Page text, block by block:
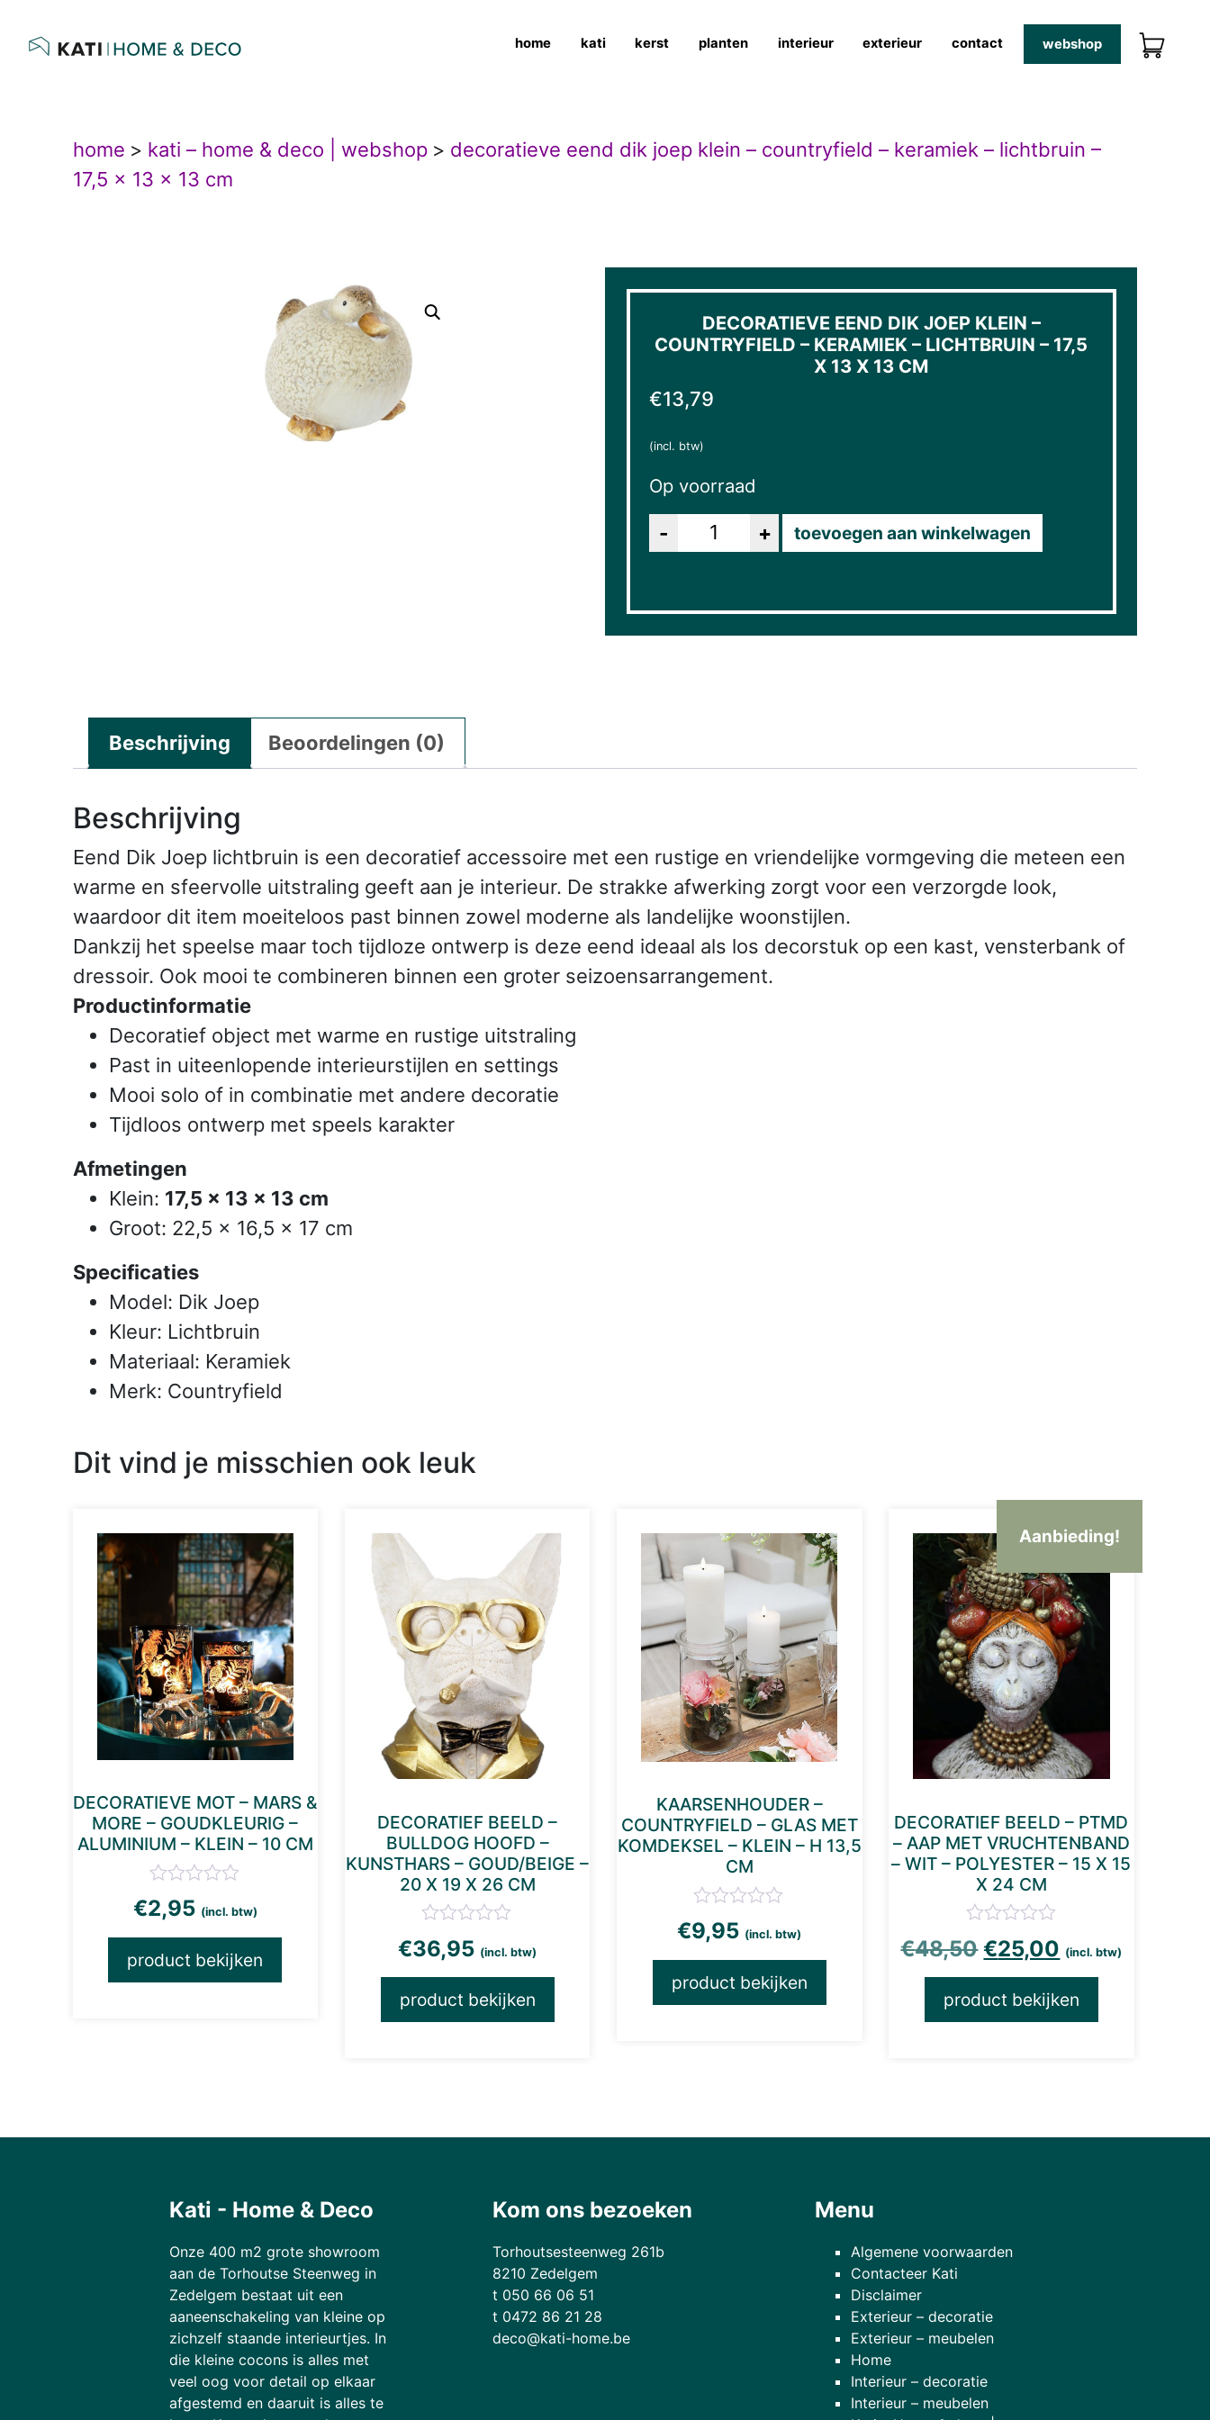
home kati kerst planten interieur exterieur contact webshop
home > kati – home & deco | webshop > decoratieve eend dik joep klein – countryfield – keramiek – lichtbruin –
17,5 x 13 x 13 cm
DECORATIEVE EEND DIK JOEP KLEIN –
COUNTRYFIELD – KERAMIEK – LICHTBRUIN – 17,5
X 13 X 13 CM
€13,79
(incl. btw)
Op voorraad
Aantal toevoegen aan winkelwagen
Beschrijving Beoordelingen (0)
Beschrijving
Eend Dik Joep lichtbruin is een decoratief accessoire met een rustige en vriendelijke vormgeving die meteen een
warme en sfeervolle uitstraling geeft aan je interieur. De strakke afwerking zorgt voor een verzorgde look,
waardoor dit item moeiteloos past binnen zowel moderne als landelijke woonstijlen.
Dankzij het speelse maar toch tijdloze ontwerp is deze eend ideaal als los decorstuk op een kast, vensterbank of
dressoir. Ook mooi te combineren binnen een groter seizoensarrangement.
Productinformatie
Decoratief object met warme en rustige uitstraling
Past in uiteenlopende interieurstijlen en settings
Mooi solo of in combinatie met andere decoratie
Tijdloos ontwerp met speels karakter
Afmetingen
Klein: 17,5 x 13 x 13 cm
Groot: 22,5 x 16,5 x 17 cm
Specificaties
Model: Dik Joep
Kleur: Lichtbruin
Materiaal: Keramiek
Merk: Countryfield
Dit vind je misschien ook leuk
DECORATIEVE MOT – MARS &
MORE – GOUDKLEURIG –
ALUMINIUM – KLEIN – 10 CM
€2,95 (incl. btw)
product bekijken
DECORATIEF BEELD –
BULLDOG HOOFD –
KUNSTHARS – GOUD/BEIGE –
20 X 19 X 26 CM
€36,95 (incl. btw)
product bekijken
KAARSENHOUDER –
COUNTRYFIELD – GLAS MET
KOMDEKSEL – KLEIN – H 13,5
CM
€9,95 (incl. btw)
product bekijken
Aanbieding!
DECORATIEF BEELD – PTMD
– AAP MET VRUCHTENBAND
– WIT – POLYESTER – 15 X 15
X 24 CM
€48,50Oorspronkelijke prijs
€25,00 Huidige prijs
(incl. btw)
product bekijken
Kati - Home & Deco
Onze 400 m2 grote showroom
aan de Torhoutse Steenweg in
Zedelgem bestaat uit een
aaneenschakeling van kleine op
zichzelf staande interieurtjes. In
die kleine cocons is alles met
veel oog voor detail op elkaar
afgestemd en daaruit is alles te
Kom ons bezoeken
Torhoutsesteenweg 261b
8210 Zedelgem
t 050 66 06 51
t 0472 86 21 28
deco@kati-home.be
Menu
Algemene voorwaarden
Contacteer Kati
Disclaimer
Exterieur – decoratie
Exterieur – meubelen
Home
Interieur – decoratie
Interieur – meubelen